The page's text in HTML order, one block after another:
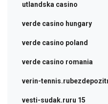
utlandska casino
verde casino hungary
verde casino poland
verde casino romania
verin-
vesti-sudak.ruru 15